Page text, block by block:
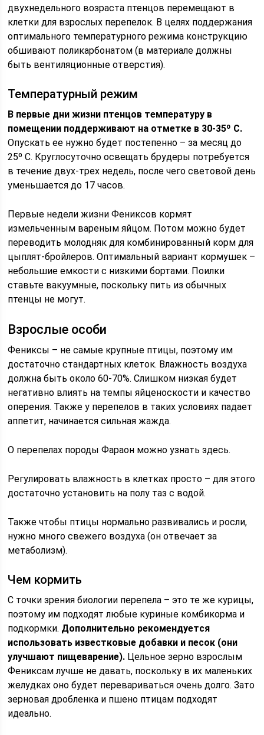
двухнедельного возраста птенцов перемещают в
клетки для взрослых перепелок. В целях поддержания
оптимального температурного режима конструкцию
обшивают поликарбонатом (в материале должны
быть вентиляционные отверстия).
Температурный режим
В первые дни жизни птенцов температуру в
помещении поддерживают на отметке в 30-35º C.
Опускать ее нужно будет постепенно – за месяц до
25º C. Круглосуточно освещать брудеры потребуется
в течение двух-трех недель, после чего световой день
уменьшается до 17 часов.
Первые недели жизни Фениксов кормят
измельченным вареным яйцом. Потом можно будет
переводить молодняк для комбинированный корм для
цыплят-бройлеров. Оптимальный вариант кормушек –
небольшие емкости с низкими бортами. Поилки
ставьте вакуумные, поскольку пить из обычных
птенцы не могут.
Взрослые особи
Фениксы – не самые крупные птицы, поэтому им
достаточно стандартных клеток. Влажность воздуха
должна быть около 60-70%. Слишком низкая будет
негативно влиять на темпы яйценоскости и качество
оперения. Также у перепелов в таких условиях падает
аппетит, начинается сильная жажда.
О перепелах породы Фараон можно узнать здесь.
Регулировать влажность в клетках просто – для этого
достаточно установить на полу таз с водой.
Также чтобы птицы нормально развивались и росли,
нужно много свежего воздуха (он отвечает за
метаболизм).
Чем кормить
С точки зрения биологии перепела – это те же курицы,
поэтому им подходят любые куриные комбикорма и
подкормки. Дополнительно рекомендуется
использовать известковые добавки и песок (они
улучшают пищеварение). Цельное зерно взрослым
Фениксам лучше не давать, поскольку в их маленьких
желудках оно будет перевариваться очень долго. Зато
зерновая дробленка и пшено птицам подходят
идеально.